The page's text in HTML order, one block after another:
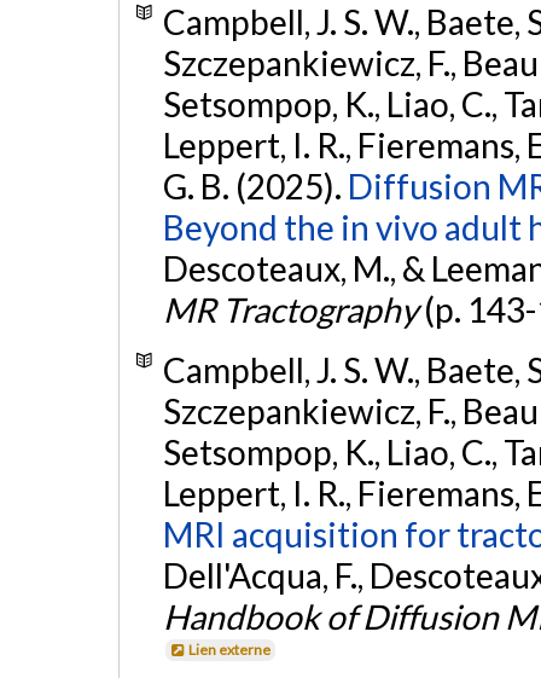
Campbell, J. S. W., Baete,
Szczepankiewicz, F.,
Setsompop, K., Liao, C.,
Leppert, I. R., Fieremans,
G. B. (2025). Diffusion
Beyond the in vivo adult
Descoteaux, M., &
MR Tractography(p.
Campbell, J. S. W., Baete,
Szczepankiewicz, F.,
Setsompop, K., Liao, C.,
Leppert, I. R., Fieremans,
MRI acquisition for
Dell'Acqua, F.,
Handbook of Diffusion
Lien externe